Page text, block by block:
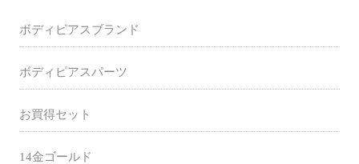
ボディピアスブランド
ボディピアスパーツ
お買得セット
14金ゴールド